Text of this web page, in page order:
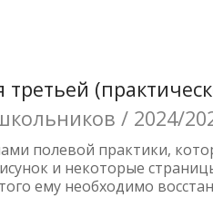
/ 2024/
полевой практики,
и некоторые
ему необходимо